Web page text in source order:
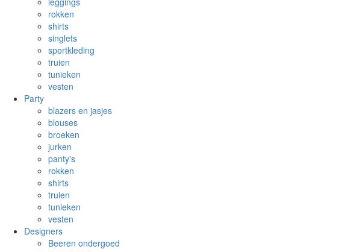
rokken
shirts
singlets
sportkleding
truien
tunieken
vesten
Party
blazers en jasjes
blouses
broeken
jurken
panty's
rokken
shirts
truien
tunieken
vesten
Designers
Beeren ondergoed